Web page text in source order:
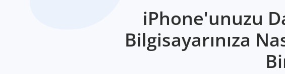
iPhone'unuzu
Bilgisayarınıza